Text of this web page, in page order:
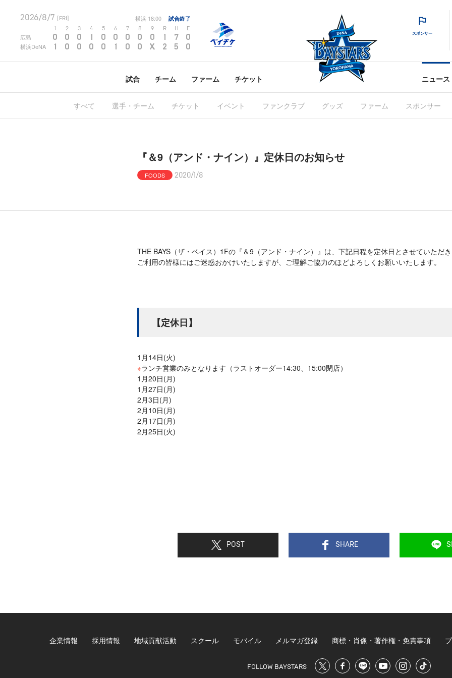
2026/8/7 [FRI] 横浜 18:00 試合終了
2 3 4 5 6 7 8 9 R H E
広島 0 0 0 1 0 0 0 0 0 1 7 0
横浜DeNA 1 0 0 0 0 1 0 0 X 2 5 0
スポンサー
試合 チーム ファーム チケット ニュース
すべて 選手・チーム チケット イベント ファンクラブ グッズ ファーム スポンサー
『＆9（アンド・ナイン）』定休日のお知らせ
FOODS 2020/1/8
THE BAYS（ザ・ベイス）1Fの『＆9（アンド・ナイン）』は、下記日程を定休日とさせていただ
ご利用の皆様にはご迷惑おかけいたしますが、ご理解ご協力のほどよろしくお願いいたします。
【定休日】
1月14日(火)
※ランチ営業のみとなります（ラストオーダー14:30、15:00閉店）
1月20日(月)
1月27日(月)
2月3日(月)
2月10日(月)
2月17日(月)
2月25日(火)
POST SHARE
企業情報 採用情報 地域貢献活動 スクール モバイル メルマガ登録 商標・肖像・著作権・免責事項
FOLLOW BAYSTARS